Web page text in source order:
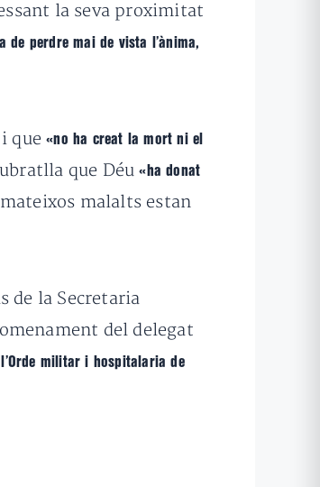
la seva proximitat
de perdre mai de vista l’ànima,
que «no ha creat la mort ni el
que Déu«ha donat
malalts estan
de la Secretaria
del delegat
militar i hospitalaria de